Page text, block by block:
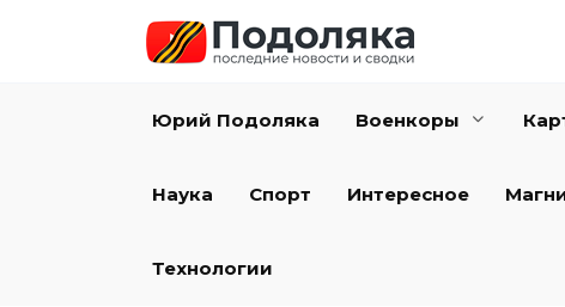
Юрий Подоляка Военкоры
Наука Спорт Интересное
Технологии